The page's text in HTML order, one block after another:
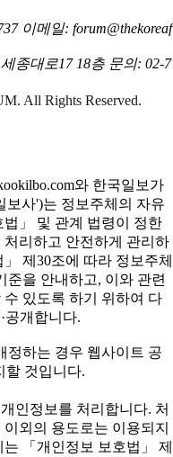
이메일: forum@thekoreaf
종대로17 18층 문의: 02-7
All Rights Reserved.
와 한국일보가
보사')는 정보주체의 자유
」 및 관계 법령이 정한
리하고 안전하게 관리하
제30조에 따라 정보주체
준을 안내하고, 이와 관련
있도록 하기 위하여 다
공개합니다.
정하는 경우 웹사이트 공
할 것입니다.
인정보를 처리합니다. 처
외의 용도로는 이용되지
「개인정보 보호법」 제